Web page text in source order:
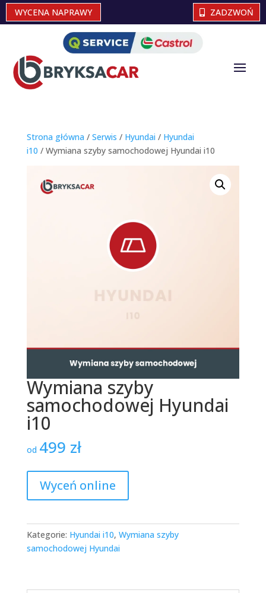
WYCENA NAPRAWY ZADZWOŃ
Strona główna / Serwis / Hyundai / Hyundai
i10 / Wymiana szyby samochodowej Hyundai i10
Wymiana szyby
samochodowej Hyundai
i10
od 499 zł
Wyceń online
Kategorie: Hyundai i10, Wymiana szyby
samochodowej Hyundai